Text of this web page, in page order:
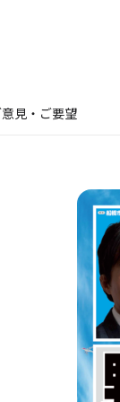
見・ご要望